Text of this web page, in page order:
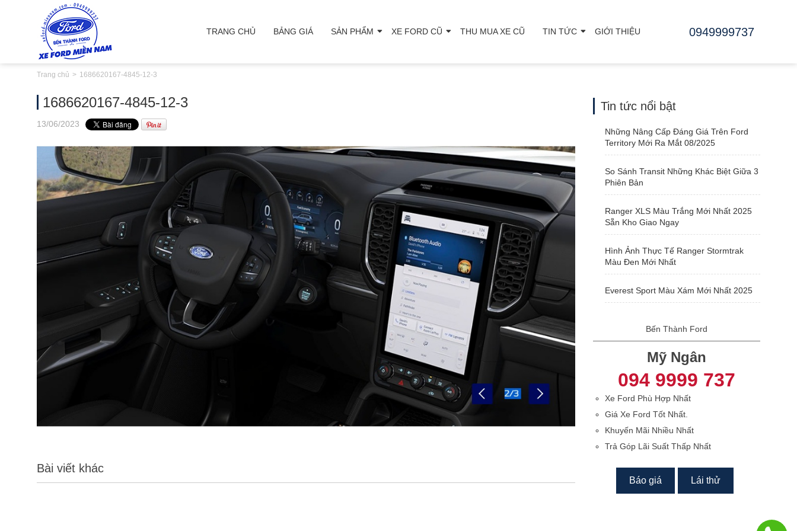
TRANG CHỦ BẢNG GIÁ SẢN PHẨM XE FORD CŨ THU MUA XE CŨ TIN TỨC GIỚI THIỆU 0949999737
Trang chủ 1686620167-4845-12-3
1686620167-4845-12-3
13/06/2023
Bài viết khác
Tin tức nổi bật
Những Nâng Cấp Đáng Giá Trên Ford
Territory Mới Ra Mắt 08/2025
So Sánh Transit Những Khác Biệt Giữa 3
Phiên Bản
Ranger XLS Màu Trắng Mới Nhất 2025
Sẵn Kho Giao Ngay
Hình Ảnh Thực Tế Ranger Stormtrak
Màu Đen Mới Nhất
Everest Sport Màu Xám Mới Nhất 2025
Bến Thành Ford
Mỹ Ngân
094 9999 737
Xe Ford Phù Hợp Nhất
Giá Xe Ford Tốt Nhất.
Khuyến Mãi Nhiều Nhất
Trả Góp Lãi Suất Thấp Nhất
Báo giá Lái thử